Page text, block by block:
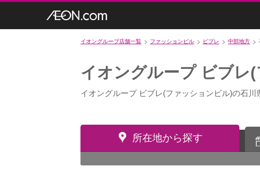
イオングループ店舗一覧 ファッションビル ビブレ 中部地方
イオングループ ビブレ
イオングループ ビブレ(ファッションビル)の石川
所在地から探す